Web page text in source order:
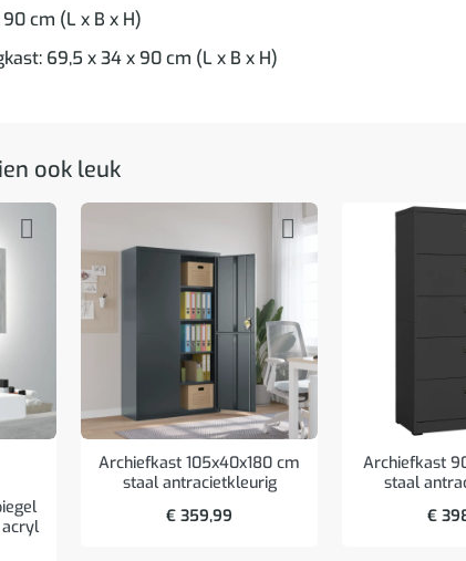
cm (L x B x H)
69,5 x 34 x 90 cm (L x B x H)
ook leuk
acryl
Archiefkast 105x40x180 cm
staal antracietkleurig
€ 359,99
Archiefkast
staal
€